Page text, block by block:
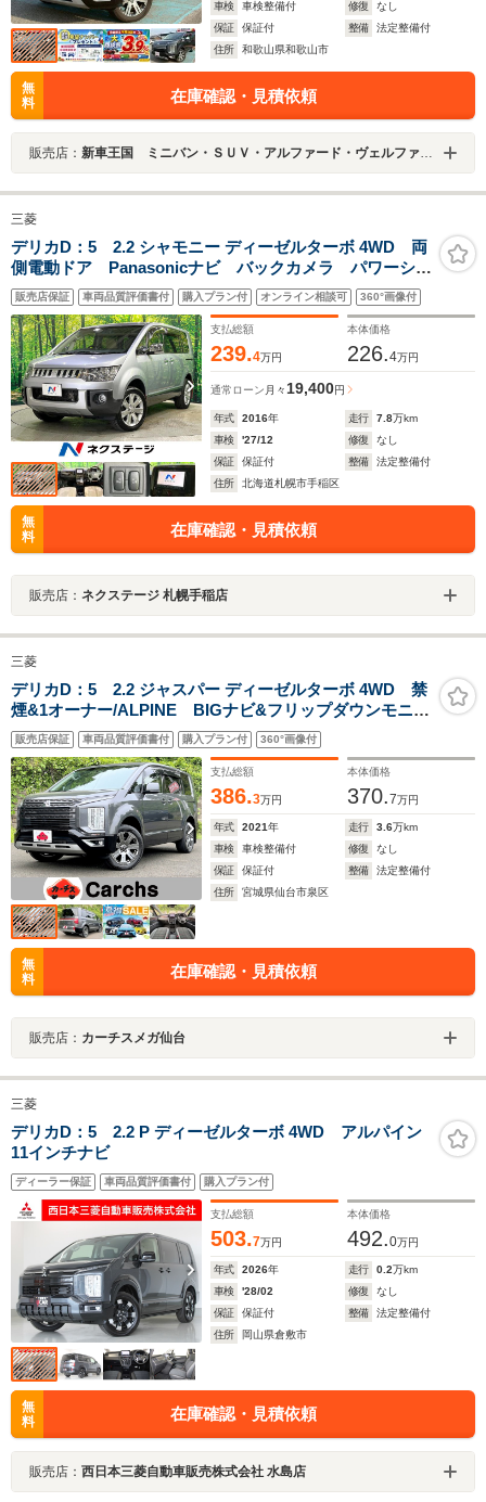
車検 車検整備付 修復
なし
保証
保証付 整備
法定整備付
住所
和歌山県和歌山市
無
料
在庫確認・見積依頼
販売店： 新車王国 ミニバン・ＳＵＶ・アルファード・ヴェルファイア・シビック・ハイエース 専門店
三菱
デリカD：5 2.2 シャモニー ディーゼルターボ 4WD 両
側電動ドア Panasonicナビ バックカメラ パワーシー
ト シートヒーター オートライト HIDヘッド クルー
ズコントロール パドルシフト オートエアコン スマ
ートキー ETC
販売店保証 車両品質評価書付 購入プラン付 オンライン相談可 360°画像付
支払総額
239.4万円
本体価格
226.4万円
通常ローン 月々19,400円
年式 2016年 走行 7.8万km
車検
'27/12 修復
なし
保証
保証付 整備
法定整備付
住所
北海道札幌市手稲区
無
料
在庫確認・見積依頼
販売店： ネクステージ 札幌手稲店
三菱
デリカD：5 2.2 ジャスパー ディーゼルターボ 4WD 禁
煙&1オーナー/ALPINE BIGナビ&フリップダウンモニタ
ー/マルチアラウンドモニター/両側電動スライドドア/追従
クルコン/LEDライト&フォグランプ/オートライト&ハイ
ビーム/ディーゼルターボ
販売店保証 車両品質評価書付 購入プラン付 360°画像付
支払総額
386.3万円
本体価格
370.7万円
年式 2021年 走行 3.6万km
車検
車検整備付 修復
なし
保証
保証付 整備
法定整備付
住所
宮城県仙台市泉区
無
料
在庫確認・見積依頼
販売店： カーチスメガ仙台
三菱
デリカD：5 2.2 P ディーゼルターボ 4WD アルパイン
11インチナビ
ディーラー保証 車両品質評価書付 購入プラン付
支払総額
503.7万円
本体価格
492.0万円
年式 2026年 走行 0.2万km
車検
'28/02 修復
なし
保証
保証付 整備
法定整備付
住所
岡山県倉敷市
無
料
在庫確認・見積依頼
販売店： 西日本三菱自動車販売株式会社 水島店